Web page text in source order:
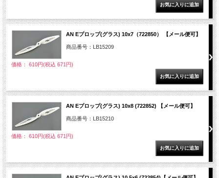
AN Eプロップ(グラス) 10x7（722850） 【メール便可】
商品番号：LB15209
価格： 610円(税込 671円)
AN Eプロップ(グラス) 10x8 (722852) 【メール便可】
商品番号：LB15210
価格： 610円(税込 671円)